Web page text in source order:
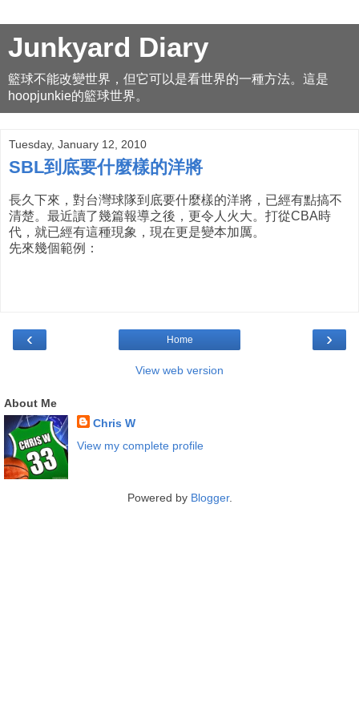
Junkyard Diary
籃球不能改變世界，但它可以是看世界的一種方法。這是
hoopjunkie的籃球世界。
Tuesday, January 12, 2010
SBL到底要什麼樣的洋將
長久下來，對台灣球隊到底要什麼樣的洋將，已經有點搞不
清楚。最近讀了幾篇報導之後，更令人火大。打從CBA時
代，就已經有這種現象，現在更是變本加厲。
先來幾個範例：
‹ ›
Home
View web version
About Me
Chris W
View my complete profile
Powered by Blogger.